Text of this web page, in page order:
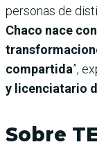
personas de
Chaco nace
compartida”,
y licenciatario
Sobre